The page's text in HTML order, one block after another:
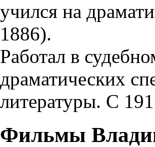
учился на
1886).
Работал в
драматических
литературы. С
Фильмы